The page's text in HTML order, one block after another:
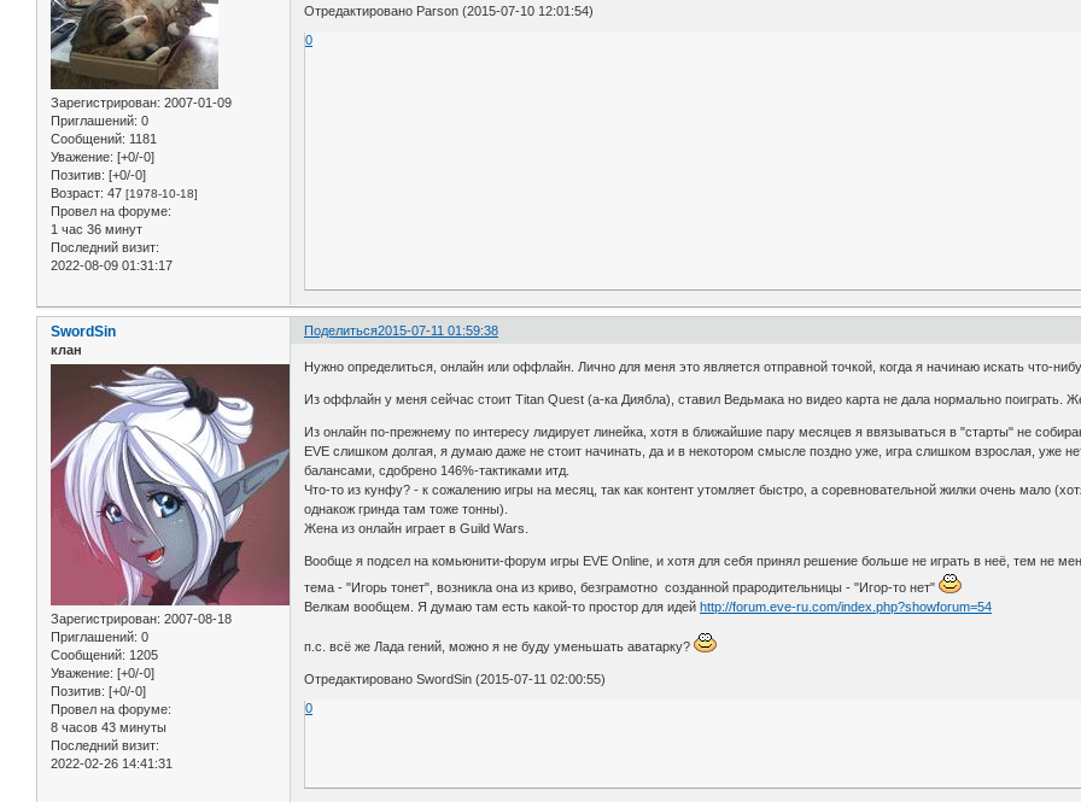
Зарегистрирован: 2007-01-09
Приглашений: 0
Сообщений: 1181
Уважение: [+0/-0]
Позитив: [+0/-0]
Возраст: 47 [1978-10-18]
Провел на форуме:
1 час 36 минут
Последний визит:
2022-08-09 01:31:17
Отредактировано Parson (2015-07-10 12:01:54)
0
Поделиться2015-07-11 01:59:38
SwordSin
клан
Зарегистрирован: 2007-08-18
Приглашений: 0
Сообщений: 1205
Уважение: [+0/-0]
Позитив: [+0/-0]
Провел на форуме:
8 часов 43 минуты
Последний визит:
2022-02-26 14:41:31
Нужно определиться, онлайн или оффлайн. Лично для меня это является отправной точкой, когда я начинаю искать что-
Из оффлайн у меня сейчас стоит Titan Quest (а-ка Диябла), ставил Ведьмака но видео карта не дала нормально поиграть.
Из онлайн по-прежнему по интересу лидирует линейка, хотя в ближайшие пару месяцев я ввязываться в "старты" не
EVE слишком долгая, я думаю даже не стоит начинать, да и в некотором смысле поздно уже, игра слишком взрослая, уже
балансами, сдобрено 146%-тактиками итд.
Что-то из кунфу? - к сожалению игры на месяц, так как контент утомляет быстро, а соревновательной жилки очень мало
однакож гринда там тоже тонны).
Жена из онлайн играет в Guild Wars.
Вообще я подсел на комьюнити-форум игры EVE Online, и хотя для себя принял решение больше не играть в неё, тем не
тема - "Игорь тонет", возникла она из криво, безграмотно созданной прародительницы - "Игор-то нет"
Велкам вообщем. Я думаю там есть какой-то простор для идейhttp://forum.eve-ru.com/index.php?showforum=54
п.с. всё же Лада гений, можно я не буду уменьшать аватарку?
Отредактировано SwordSin (2015-07-11 02:00:55)
0